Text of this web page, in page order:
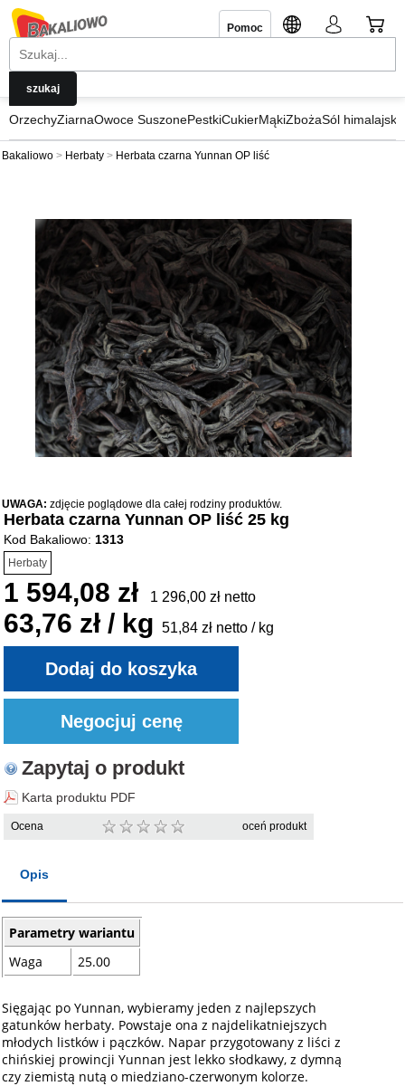
Pomoc
OrzechyZiarnaOwoce SuszonePestkiCukierMąkiZbożaSól himalajska
Bakaliowo Herbaty Herbata czarna Yunnan OP liść
UWAGA: zdjęcie poglądowe dla całej rodziny produktów.
Herbata czarna Yunnan OP liść 25 kg
Kod Bakaliowo: 1313
Herbaty
1 594,08 zł 1 296,00 zł netto
63,76 zł / kg 51,84 zł netto / kg
Zapytaj o produkt
Karta produktu PDF
Ocena oceń produkt
Opis
Parametry wariantu
Waga
25.00
Sięgając po Yunnan, wybieramy jeden z najlepszych
gatunków herbaty. Powstaje ona z najdelikatniejszych
młodych listków i pączków. Napar przygotowany z liści z
chińskiej prowincji Yunnan jest lekko słodkawy, z dymną
czy ziemistą nutą o miedziano-czerwonym kolorze.